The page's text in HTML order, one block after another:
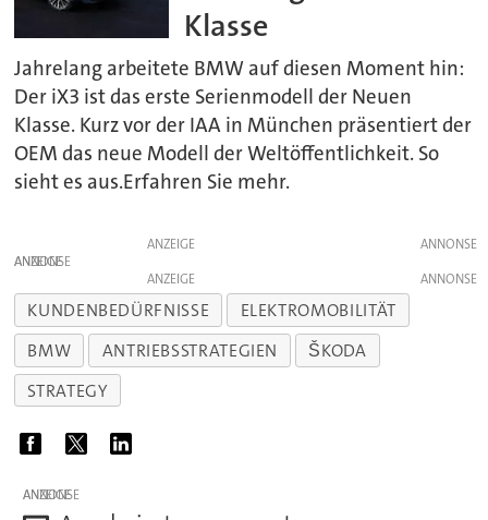
Klasse
Jahrelang arbeitete BMW auf diesen Moment hin:
Der iX3 ist das erste Serienmodell der Neuen
Klasse. Kurz vor der IAA in München präsentiert der
OEM das neue Modell der Weltöffentlichkeit. So
sieht es aus.Erfahren Sie mehr.
ANZEIGE
ANZEIGE
ANZEIGE
KUNDENBEDÜRFNISSE
ELEKTROMOBILITÄT
BMW
ANTRIEBSSTRATEGIEN
ŠKODA
STRATEGY
ANZEIGE